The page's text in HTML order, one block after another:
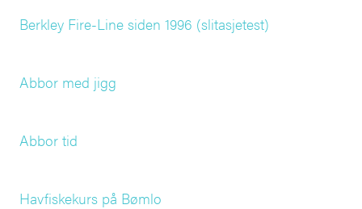
Berkley Fire-Line siden 1996 (slitasjetest)
Abbor med jigg
Abbor tid
Havfiskekurs på Bømlo